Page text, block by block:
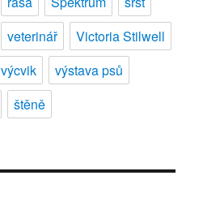
veterinář
Victoria Stilwell
výcvik
výstava psů
štěně